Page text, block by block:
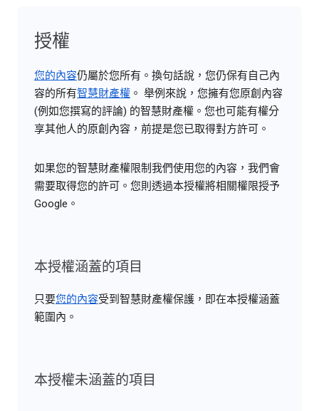
授權
您的內容仍屬於您所有。換句話說，您仍保有自己內
容的所有智慧財產權 。 舉例來說，您擁有您原創內容
(例如您撰寫的評論) 的智慧財產權。您也可能有權分
享其他人的原創內容，前提是您已取得對方許可。
如果您的智慧財產權限制我們使用您的內容，我們會
需要取得您的許可。您則透過本授權將相關權限授予
Google。
本授權涵蓋的項目
只要您的內容受到智慧財產權保護，即在本授權涵蓋
範圍內。
本授權未涵蓋的項目